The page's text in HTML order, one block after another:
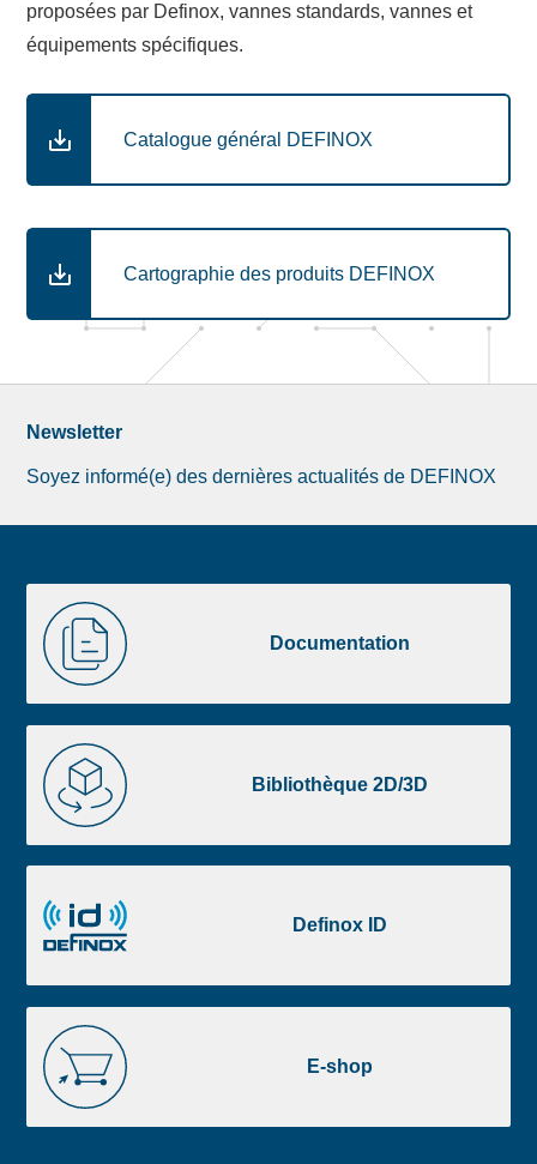
proposées par Definox, vannes standards, vannes et
équipements spécifiques.
Catalogue général DEFINOX
Cartographie des produits DEFINOX
Newsletter
Soyez informé(e) des dernières actualités de DEFINOX
Image
de
liste
footer
Documentation
Documentation
Bibliothèque 2D/3D
Bibliothèque
2D/3D
Definox ID
ID
E-shop
shop